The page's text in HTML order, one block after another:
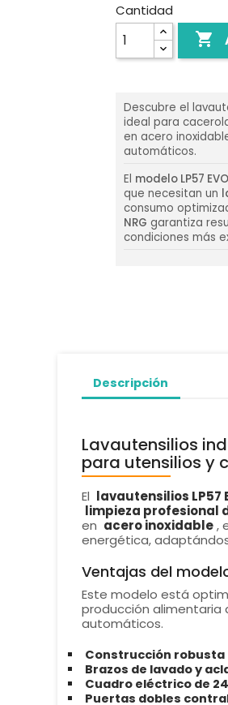
Cantidad

Descubre el
ideal para
en acero
automáticos.
El modelo LP57
que necesitan un
consumo
NRG garantiza
condiciones más
Descripción
Lavautensilios
para utensilios y
El lavautensilios LP57
limpieza profesional
en acero inoxidable ,
energética,
Ventajas del
Este modelo está
producción alimentaria
automáticos.
Construcción robusta
Brazos de lavado y
Cuadro eléctrico de
Puertas dobles